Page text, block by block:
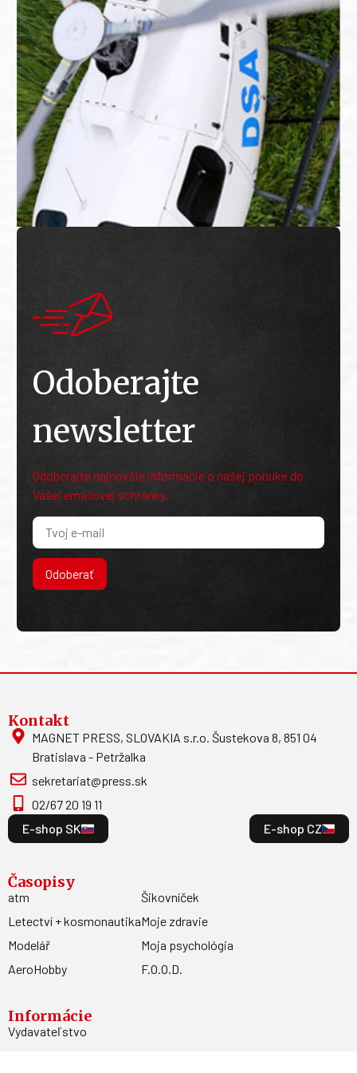
Odoberajte
newsletter
Odoberajte najnovšie informácie o našej ponuke do
Vašej emailovej schránky.
Odoberať
Kontakt
MAGNET PRESS, SLOVAKIA s.r.o. Šustekova 8, 851 04
Bratislava - Petržalka
sekretariat@press.sk
02/67 20 19 11
E-shop SK
E-shop CZ
Časopisy
atm
Letectví + kosmonautika
Modelář
AeroHobby
Šikovníček
Moje zdravie
Moja psychológia
F.O.O.D.
Informácie
Vydavateľstvo